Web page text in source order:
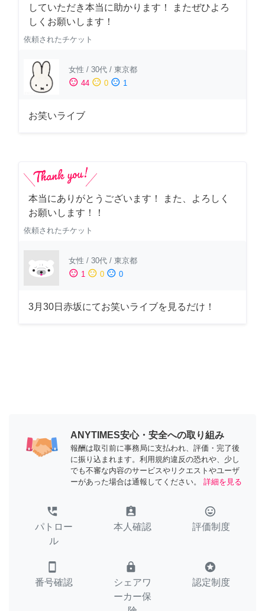
していただき本当に助かります！ またぜひよろ
しくお願いします！
依頼されたチケット
女性 / 30代 / 東京都
sentiment_satisfied 44 sentiment_neutral 0 sentiment_dissatisfied 1
お笑いライブ
本当にありがとうございます！ また、よろしく
お願いします！！
依頼されたチケット
女性 / 30代 / 東京都
sentiment_satisfied 1 sentiment_neutral 0 sentiment_dissatisfied 0
3月30日赤坂にてお笑いライブを見るだけ！
ANYTIMES安心・安全への取り組み
報酬は取引前に事務局に支払われ、評価・完了後
に振り込まれます。利用規約違反の恐れや、少し
でも不審な内容のサービスやリクエストやユーザ
ーがあった場合は通報してください。
詳細を見る
perm_phone_msg
パトロー
ル
assignment_ind
本人確認
tag_faces
評価制度
smartphone
番号確認
lock
シェアワ
ーカー保
stars
認定制度